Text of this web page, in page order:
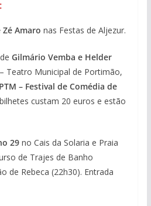
Zé Amaro nas Festas de Aljezur.
Gilmário Vemba e Helder
Teatro Municipal de Portimão,
– Festival de Comédia de
custam 20 euros e estão
29no Cais da Solaria e Praia
de Trajes de Banho
de Rebeca (22h30). Entrada